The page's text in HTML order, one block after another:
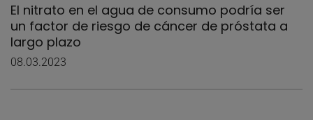
El nitrato en el agua de consumo podría ser
un factor de riesgo de cáncer de próstata a
largo plazo
08.03.2023